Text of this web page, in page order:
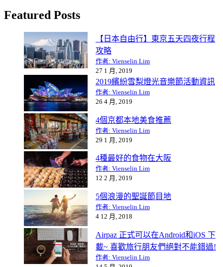
Featured Posts
【日本自由行】東京五天四夜行程
攻略
作者: Vienselin Lim
27 1 月, 2019
2019繽紛雪梨燈光音樂節活動資訊
作者: Vienselin Lim
26 4 月, 2019
4個京都本地美食推薦
作者: Vienselin Lim
29 1 月, 2019
4種最好的食物在大阪
作者: Vienselin Lim
12 2 月, 2019
5個浪漫的聖誕節目地
作者: Vienselin Lim
4 12 月, 2018
Airpaz 正式可以在Android和iOS 下
載~ 喜歡旅行朋友們絕對不能錯過!
作者: Vienselin Lim